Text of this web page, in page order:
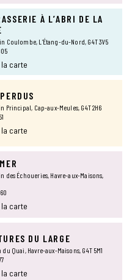
À L’ABRI DE LA
Coulombe, L’Étang-du-Nord, G4T 3V5
carte
Principal, Cap-aux-Meules, G4T 2H6
carte
des Échoueries, Havre-aux-Maisons,
carte
DU LARGE
Quai, Havre-aux-Maisons, G4T 5M1
carte